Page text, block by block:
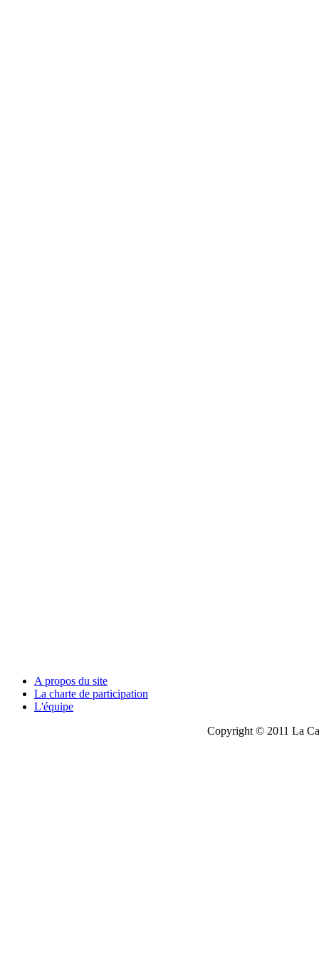
A propos du site
La charte de participation
L'équipe
Copyright © 2011 La